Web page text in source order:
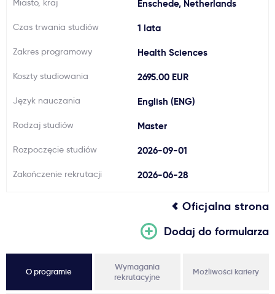
Usługi
Aktualności
Miasto, kraj Enschede, Netherlands
Czas trwania studiów 1 lata
Zakres programowy Health Sciences
Koszty studiowania 2695.00 EUR
Język nauczania English (ENG)
Rodzaj studiów Master
Rozpoczęcie studiów 2026-09-01
Zakończenie rekrutacji 2026-06-28
Oficjalna strona
Dodaj do formularza
O programie
Wymagania
rekrutacyjne
Możliwości kariery